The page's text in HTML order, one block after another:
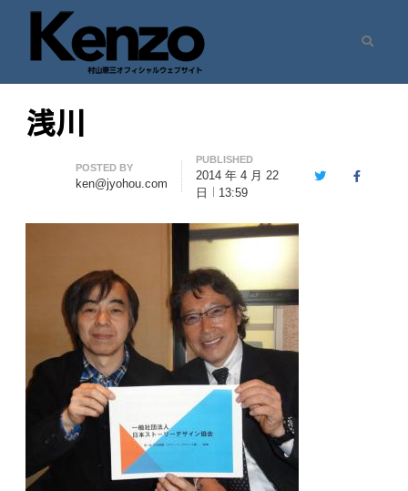
七転八起 – 村山憲三 Official Site
村山憲三ウェブサイト
浅川
Author
POSTED BY
ken@jyohou.com
PUBLISHED
2014 年 4 月 22
日
13:59
TwitterFacebook